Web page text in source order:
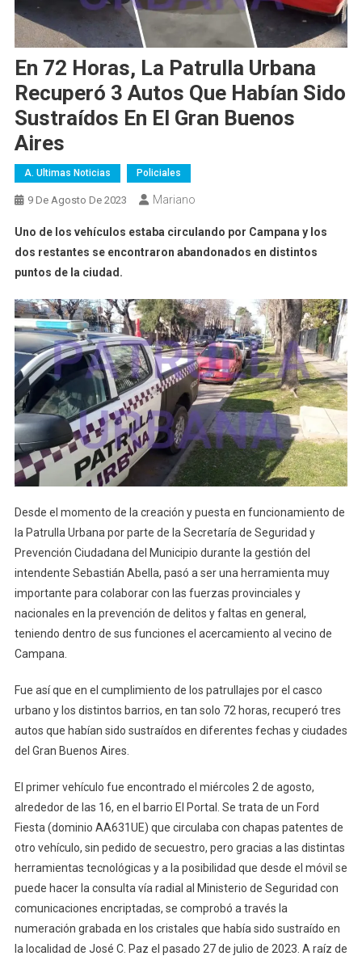
En 72 Horas, La Patrulla Urbana
Recuperó 3 Autos Que Habían Sido
Sustraídos En El Gran Buenos
Aires
A. Ultimas Noticias Policiales
9 De Agosto De 2023 Mariano
Uno de los vehículos estaba circulando por Campana y los
dos restantes se encontraron abandonados en distintos
puntos de la ciudad.
Desde el momento de la creación y puesta en funcionamiento de
la Patrulla Urbana por parte de la Secretaría de Seguridad y
Prevención Ciudadana del Municipio durante la gestión del
intendente Sebastián Abella, pasó a ser una herramienta muy
importante para colaborar con las fuerzas provinciales y
nacionales en la prevención de delitos y faltas en general,
teniendo dentro de sus funciones el acercamiento al vecino de
Campana.
Fue así que en el cumplimiento de los patrullajes por el casco
urbano y los distintos barrios, en tan solo 72 horas, recuperó tres
autos que habían sido sustraídos en diferentes fechas y ciudades
del Gran Buenos Aires.
El primer vehículo fue encontrado el miércoles 2 de agosto,
alrededor de las 16, en el barrio El Portal. Se trata de un Ford
Fiesta (dominio AA631UE) que circulaba con chapas patentes de
otro vehículo, sin pedido de secuestro, pero gracias a las distintas
herramientas tecnológicas y a la posibilidad que desde el móvil se
puede hacer la consulta vía radial al Ministerio de Seguridad con
comunicaciones encriptadas, se comprobó a través la
numeración grabada en los cristales que había sido sustraído en
la localidad de José C. Paz el pasado 27 de julio de 2023. A raíz de